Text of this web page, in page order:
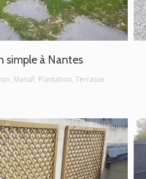
simple à Nantes
, Massif, Plantation, Terrasse